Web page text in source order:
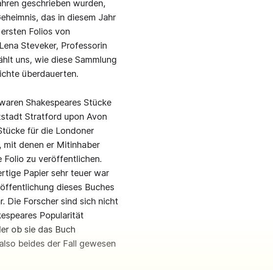
geschrieben wurden,
das in diesem Jahr
Folios von
Steveker, Professorin
uns, wie diese Sammlung
überdauerten.
Shakespeares Stücke
Stratford upon Avon
für die Londoner
mit denen er Mitinhaber
Folio zu veröffentlichen.
Papier sehr teuer war
dieses Buches
Die Forscher sind sich nicht
Popularität
ob sie das Buch
beides der Fall gewesen